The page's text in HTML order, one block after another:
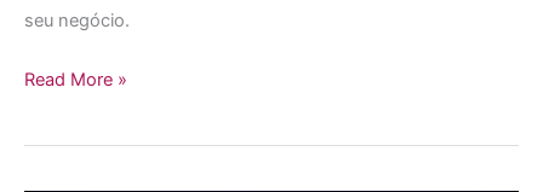
seu negócio.
Read More »